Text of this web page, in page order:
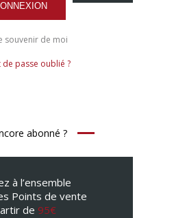
souvenir de moi
de passe oublié ?
abonné ?
à l’ensemble
Points de vente
de 95€